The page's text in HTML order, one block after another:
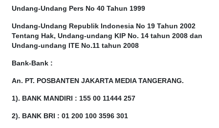
Undang-Undang Pers No 40 Tahun 1999
Undang-Undang Republik Indonesia No 19 Tahun 2002
Tentang Hak, Undang-undang KIP No. 14 tahun 2008 dan
Undang-undang ITE No.11 tahun 2008
Bank-Bank :
An. PT. POSBANTEN JAKARTA MEDIA TANGERANG.
1). BANK MANDIRI : 155 00 11444 257
2). BANK BRI : 01 200 100 3596 301